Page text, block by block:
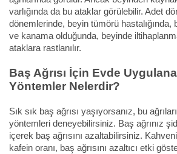
varlığında da bu ataklar görülebilir. Adet
dönemlerinde, beyin tümörü hastalığında,
ve kanama olduğunda, beyinde
ataklara rastlanılır.
Baş Ağrısı İçin Evde
Yöntemler Nelerdir?
Sık sık baş ağrısı yaşıyorsanız, bu
yöntemleri deneyebilirsiniz. Baş ağrınız
içerek baş ağrısını azaltabilirsiniz.
kafein oranı, baş ağrısını azaltıcı etki